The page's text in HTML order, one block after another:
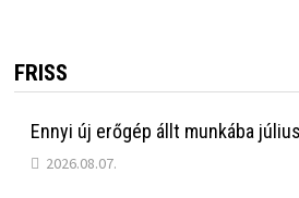
FRISS
Ennyi új erőgép állt munkába
2026.08.07.